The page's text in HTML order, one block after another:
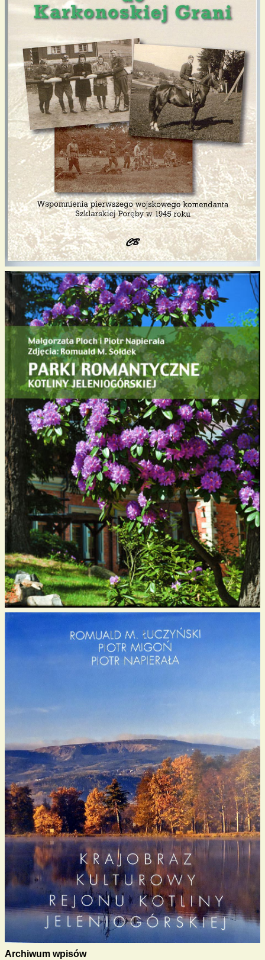
Archiwum wpisów